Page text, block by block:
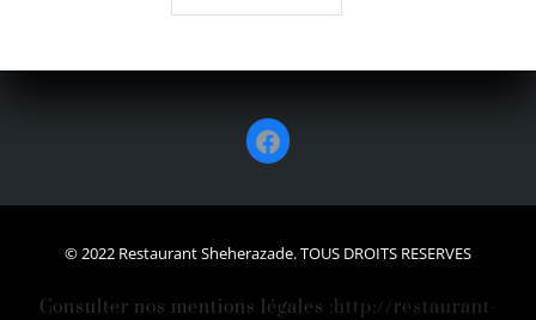
Facebook
© 2022 Restaurant Sheherazade. TOUS DROITS RESERVES
Consulter nos mentions légales :http://restaurant-